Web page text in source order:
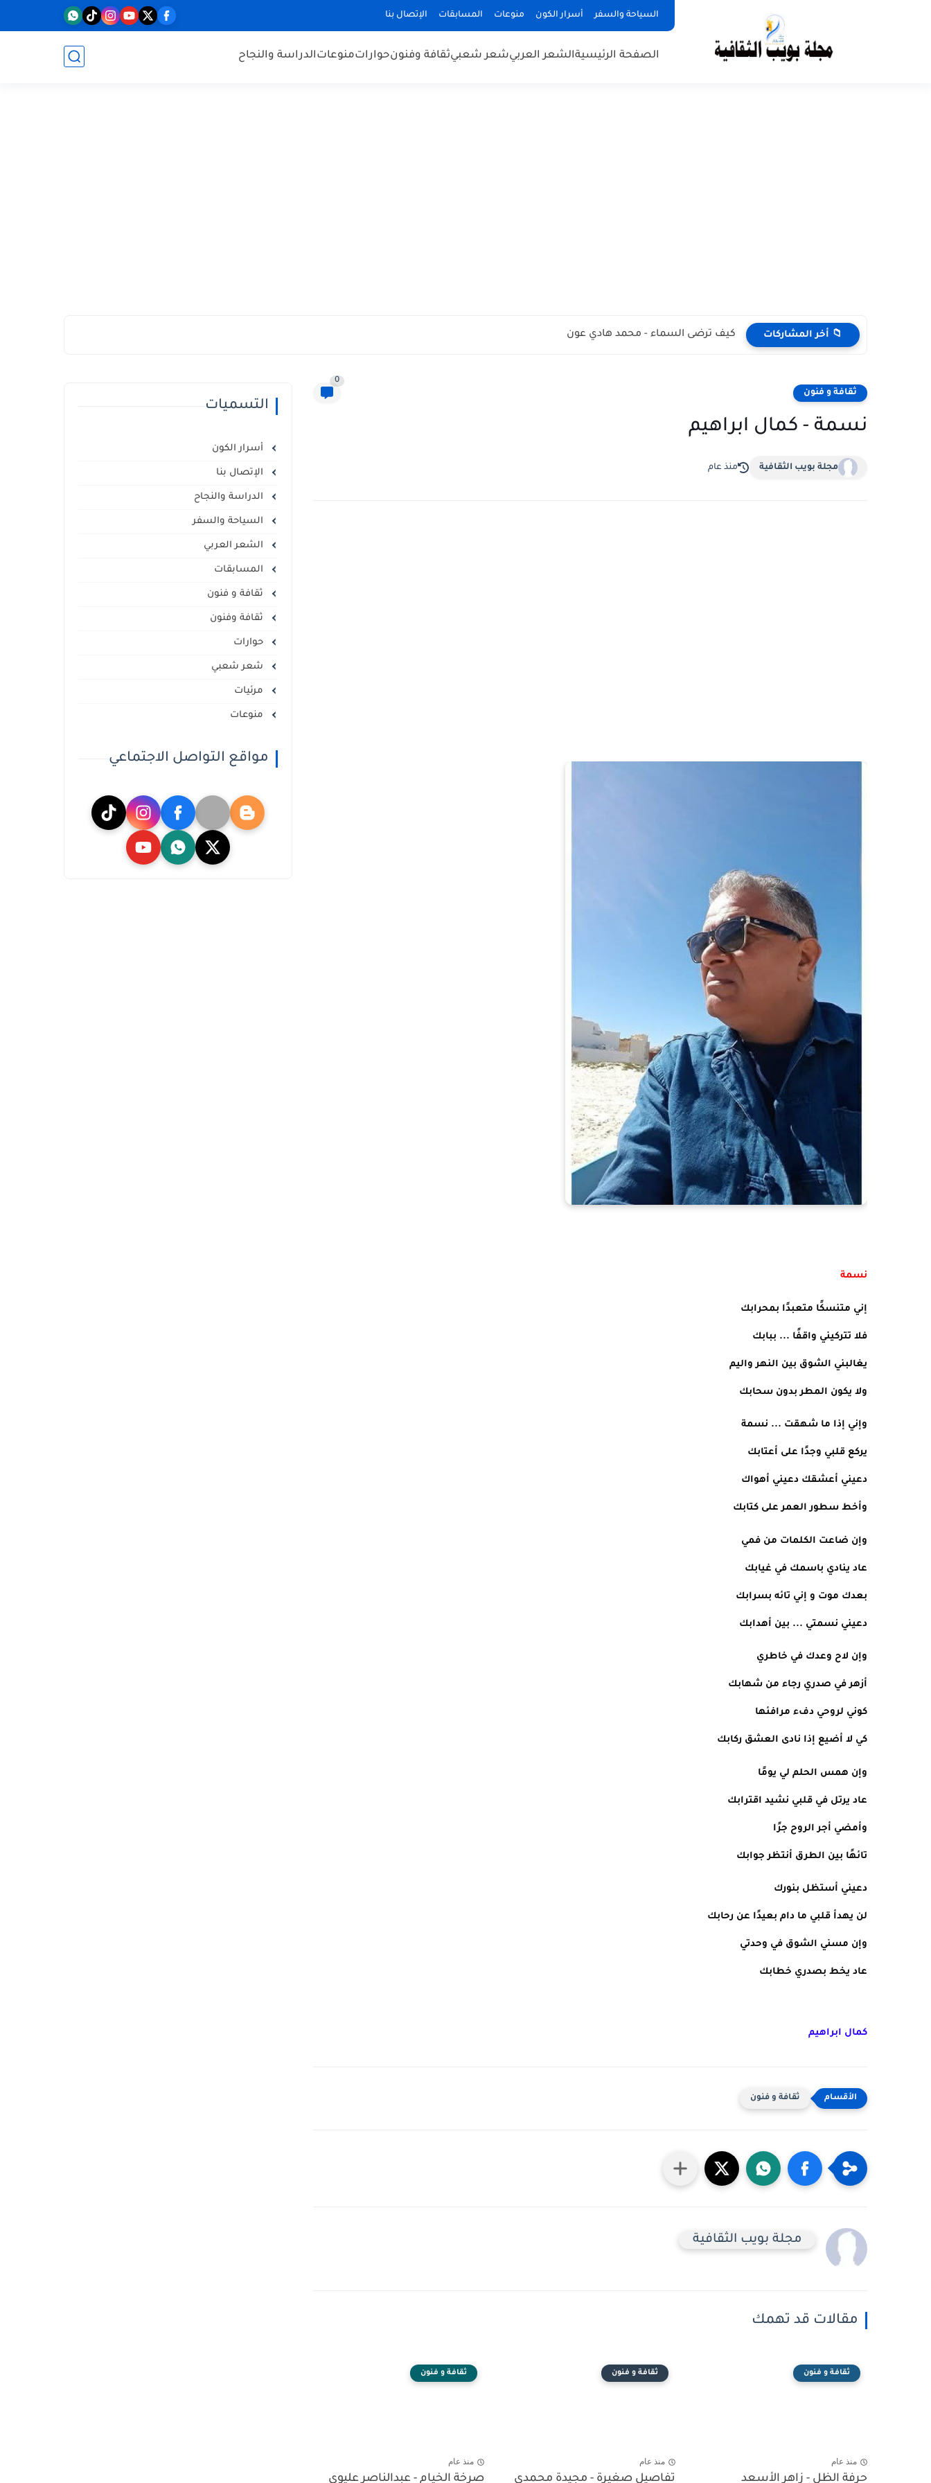
السياحة والسفر أسرار الكون منوعات المسابقات الإتصال بنا
الصفحة الرئيسيةالشعر العربيشعر شعبيثقافة وفنونحواراتمنوعاتالدراسة والنجاح
📁 أخر المشاركات كيف ترضى السماء - محمد هادي عون
ثقافة و فنون
0
نسمة - كمال ابراهيم
مجلة بويب الثقافية منذ عام
نسمة
إني متنسكًا متعبدًا بمحرابك
فلا تتركيني واقفًا ... ببابك
يغالبني الشوق بين النهر واليم
ولا يكون المطر بدون سحابك
وإني إذا ما شهقت ... نسمة
يركع قلبي وجدًا على أعتابك
دعيني أعشقك دعيني أهواك
وأخط سطور العمر على كتابك
وإن ضاعت الكلمات من فمي
عاد ينادي باسمك في غيابك
بعدك موت و إني تائه بسرابك
دعيني نسمتي ... بين أهدابك
وإن لاح وعدك في خاطري
أزهر في صدري رجاء من شهابك
كوني لروحي دفء مرافئها
كي لا أضيع إذا نادى العشق ركابك
وإن همس الحلم لي يومًا
عاد يرتل في قلبي نشيد اقترابك
وأمضي أجر الروح جرًا
تائهًا بين الطرق أنتظر جوابك
دعيني أستظل بنورك
لن يهدأ قلبي ما دام بعيدًا عن رحابك
وإن مسني الشوق في وحدتي
عاد يخط بصدري خطابك
كمال ابراهيم
ثقافة و فنون
مجلة بويب الثقافية
مقالات قد تهمك
ثقافة و فنون
منذ عام
حرفة الظل - زاهر الأسعد
ثقافة و فنون
منذ عام
تفاصيل صغيرة - مجيدة محمدي
ثقافة و فنون
منذ عام
صرخة الخيام - عبدالناصر عليوي
التسميات
أسرار الكون
الإتصال بنا
الدراسة والنجاح
السياحة والسفر
الشعر العربي
المسابقات
ثقافة و فنون
ثقافة وفنون
حوارات
شعر شعبي
مرئيات
منوعات
مواقع التواصل الاجتماعي